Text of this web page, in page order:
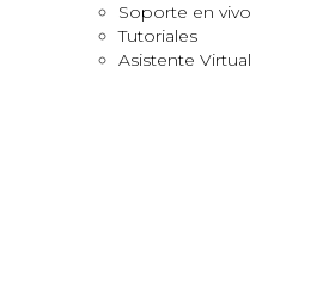
Soporte en vivo
Tutoriales
Asistente Virtual